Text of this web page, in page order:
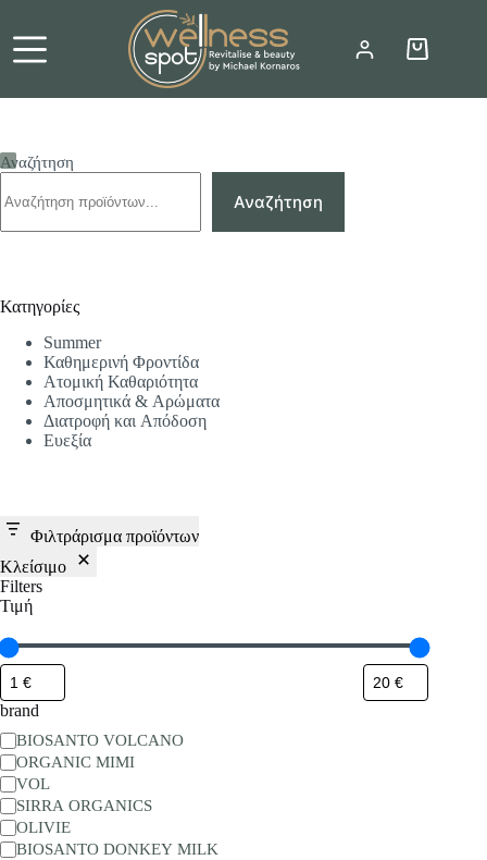
περιεχόμενο
Καλάθι
Αναζήτηση
Αναζήτηση
Κατηγορίες
Summer
Καθημερινή Φροντίδα
Ατομική Καθαριότητα
Αποσμητικά & Αρώματα
Διατροφή και Απόδοση
Ευεξία
Φιλτράρισμα προϊόντων
Κλείσιμο
Filters
Τιμή
brand
BRAND
BIOSANTO VOLCANO
ORGANIC MIMI
VOL
SIRRA ORGANICS
OLIVIE
BIOSANTO DONKEY MILK